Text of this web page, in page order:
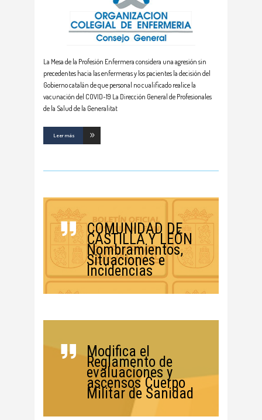
La Mesa de la Profesión Enfermera considera una agresión sin
precedentes hacia las enfermeras y los pacientes la decisión del
Gobierno catalán de que personal no cualificado realice la
vacunación del COVID-19 La Dirección General de Profesionales
de la Salud de la Generalitat
Leer más
COMUNIDAD DE
CASTILLA Y LEÓN
Nombramientos,
Situaciones e
Incidencias
Modifica el
Reglamento de
evaluaciones y
ascensos Cuerpo
Militar de Sanidad